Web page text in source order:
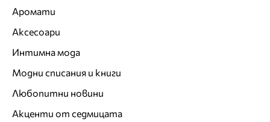
Аромати
Аксесоари
Интимна мода
Модни списания и книги
Любопитни новини
Акценти от седмицата